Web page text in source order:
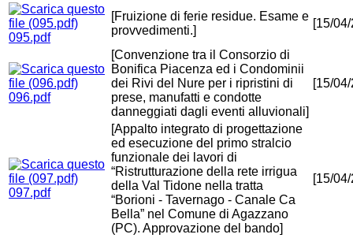
095.pdf
[Fruizione di ferie residue. Esame e
provvedimenti.]
[15/
096.pdf
[Convenzione tra il Consorzio di
Bonifica Piacenza ed i Condominii
dei Rivi del Nure per i ripristini di
prese, manufatti e condotte
danneggiati dagli eventi alluvionali]
[15/
097.pdf
[Appalto integrato di progettazione
ed esecuzione del primo stralcio
funzionale dei lavori di
“Ristrutturazione della rete irrigua
della Val Tidone nella tratta
“Borioni - Tavernago - Canale Ca
Bella” nel Comune di Agazzano
(PC). Approvazione del bando]
[15/